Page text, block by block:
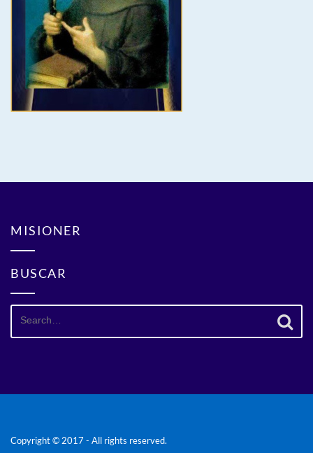
MISIONER
BUSCAR
Search
Copyright © 2017 - All rights reserved.